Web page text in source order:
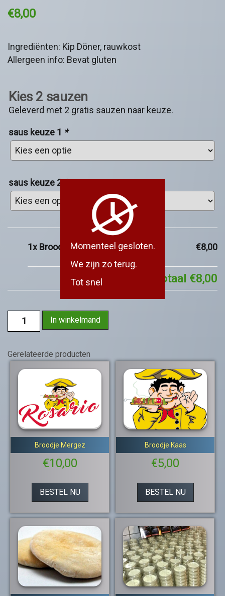
€8,00
Ingrediënten: Kip Döner, rauwkost
Allergeen info: Bevat gluten
Kies 2 sauzen
Geleverd met 2 gratis sauzen naar keuze.
saus keuze 1 *
saus keuze 2*
1xBroodje Kip Döner €8,00
Subtotaal €8,00
In winkelmand
Gerelateerde producten
Broodje Mergez
€10,00
BESTEL NU
Broodje Kaas
€5,00
BESTEL NU
Momenteel gesloten.
We zijn zo terug.
Tot snel